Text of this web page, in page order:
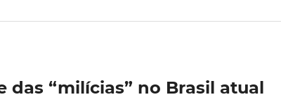
das “milícias” no Brasil atual